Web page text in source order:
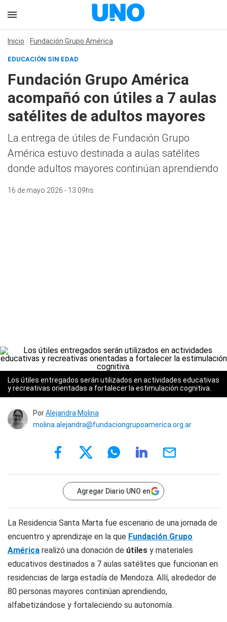
Inicio Fundación Grupo América
EDUCACIÓN SIN EDAD
Fundación Grupo América
acompañó con útiles a 7 aulas
satélites de adultos mayores
La entrega de útiles de Fundación Grupo
América estuvo destinada a aulas satélites
donde adultos mayores continúan aprendiendo
16 de mayo 2026 - 13:09hs
Los útiles entregados serán utilizados en actividades educativas
y recreativas orientadas a fortalecer la estimulación cognitiva.
PorAlejandra Molina
molina.alejandra@fundaciongrupoamerica.org.ar
Agregar Diario UNO en
La Residencia Santa Marta fue escenario de una jornada de
encuentro y aprendizaje en la que Fundación Grupo
América realizó una donación de útiles y materiales
educativos destinados a 7 aulas satélites que funcionan en
residencias de larga estadía de Mendoza. Allí, alrededor de
80 personas mayores continúan aprendiendo,
alfabetizándose y fortaleciendo su autonomía.